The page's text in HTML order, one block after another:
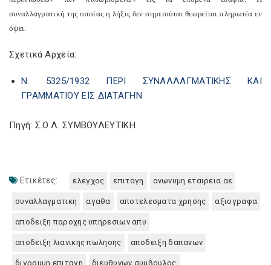
συναλλαγματική της οποίας η λήξις δεν σημειούται θεωρείται πληρωτέα εν
όψει.
Σχετικά Αρχεία:
Ν. 5325/1932 ΠΕΡΙ ΣΥΝΑΛΛΑΓΜΑΤΙΚΗΣ ΚΑΙ
ΓΡΑΜΜΑΤΙΟΥ ΕΙΣ ΔΙΑΤΑΓΗΝ
Πηγή: Σ.Ο.Λ. ΣΥΜΒΟΥΛΕΥΤΙΚΗ
Ετικέτες: ελεγχος επιταγη ανωνυμη εταιρεια αε
συναλλαγματικη αγαθα αποτελεσματα χρησης αξιογραφα
αποδειξη παροχης υπηρεσιων απυ
αποδειξη λιανικης πωλησης αποδειξη δαπανων
διγραμμη επιταγη διευθυνων συμβουλος